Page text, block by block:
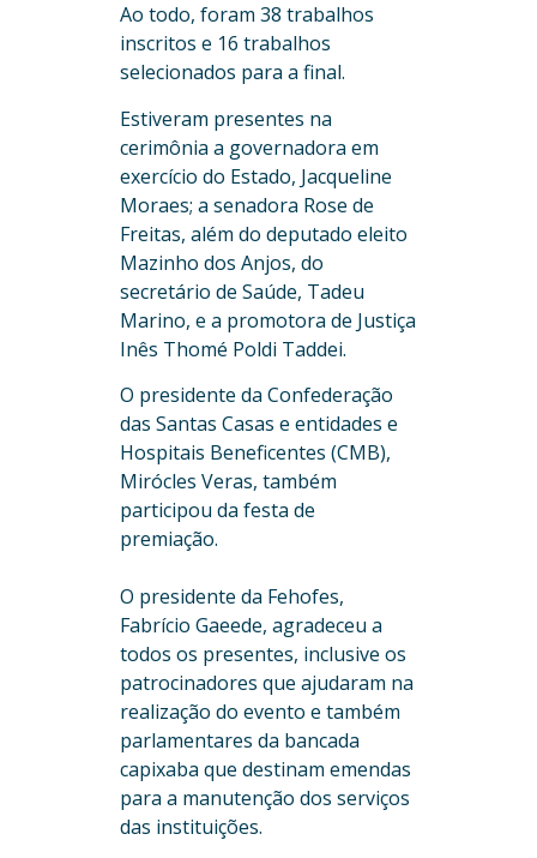
Ao todo, foram 38 trabalhos
inscritos e 16 trabalhos
selecionados para a final.
Estiveram presentes na
cerimônia a governadora em
exercício do Estado, Jacqueline
Moraes; a senadora Rose de
Freitas, além do deputado eleito
Mazinho dos Anjos, do
secretário de Saúde, Tadeu
Marino, e a promotora de Justiça
Inês Thomé Poldi Taddei.
O presidente da Confederação
das Santas Casas e entidades e
Hospitais Beneficentes (CMB),
Mirócles Veras, também
participou da festa de
premiação.
O presidente da Fehofes,
Fabrício Gaeede, agradeceu a
todos os presentes, inclusive os
patrocinadores que ajudaram na
realização do evento e também
parlamentares da bancada
capixaba que destinam emendas
para a manutenção dos serviços
das instituições.